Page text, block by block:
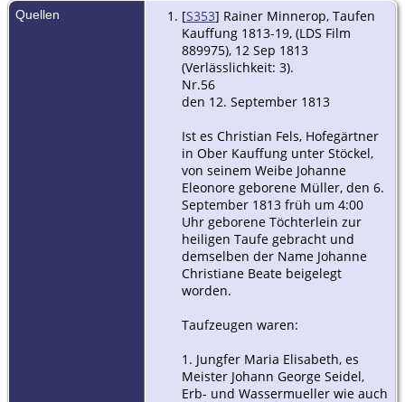
Kauffung,
Goldberg,
Schlesien
Goldberg,
Schlesien
Quellen [S353] Rainer Minnerop, Taufen
Kauffung 1813-19, (LDS Film
889975), 12 Sep 1813
(Verlässlichkeit: 3).
Nr.56
den 12. September 1813
Ist es Christian Fels, Hofegärtner
in Ober Kauffung unter Stöckel,
von seinem Weibe Johanne
Eleonore geborene Müller, den 6.
September 1813 früh um 4:00
Uhr geborene Töchterlein zur
heiligen Taufe gebracht und
demselben der Name Johanne
Christiane Beate beigelegt
worden.
Taufzeugen waren:
1. Jungfer Maria Elisabeth, es
Meister Johann George Seidel,
Erb- und Wassermueller wie auch